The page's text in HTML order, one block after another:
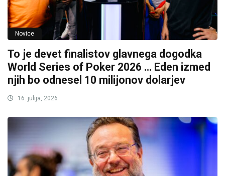
Novice
To je devet finalistov glavnega dogodka
World Series of Poker 2026 … Eden izmed
njih bo odnesel 10 milijonov dolarjev
16. julija, 2026